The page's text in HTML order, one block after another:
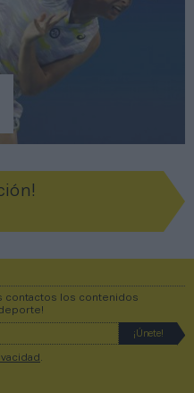
contactos los contenidos